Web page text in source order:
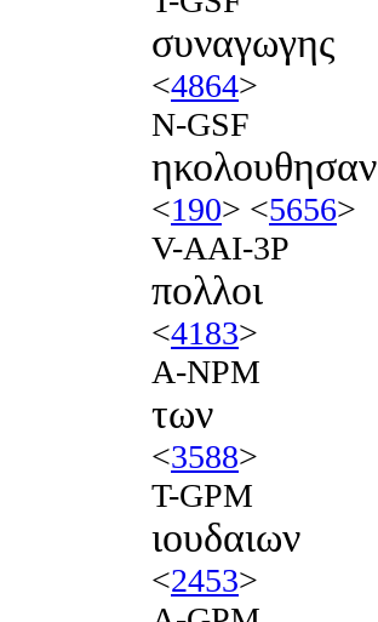
συναγωγης
<4864>
N-GSF
ηκολουθησαν
<190> <5656>
V-AAI-3P
πολλοι
<4183>
A-NPM
των
<3588>
T-GPM
ιουδαιων
<2453>